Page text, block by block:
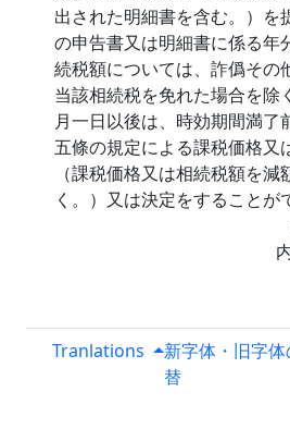
出された明細書を含む。）を
の申告書又は明細書に係る年
続税額については、詐僞その
当該相続税を免れた場合を除
月一日以後は、時効期間満了
五條の規定による課税価格又
（課税価格又は相続税額を
く。）又は決定をすることが
Tranlations
新字体・旧字体
替